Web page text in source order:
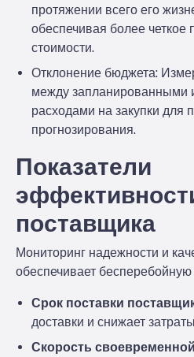
протяжении всего его
обеспечивая более четкое
стоимости.
Отклонение бюджета:
между запланированными
расходами на закупки для
прогнозирования.
Показатели
поставщика
Мониторинг надежности и
обеспечивает бесперебойную
Срок поставки
доставки и снижает
Скорость